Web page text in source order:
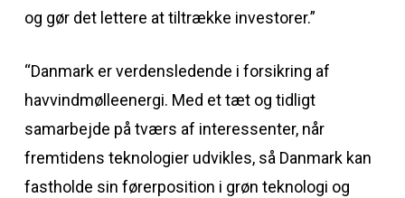
og gør det lettere at tiltrække investorer.”
“Danmark er verdensledende i forsikring af
havvindmølleenergi. Med et tæt og tidligt
samarbejde på tværs af interessenter, når
fremtidens teknologier udvikles, så Danmark kan
fastholde sin førerposition i grøn teknologi og